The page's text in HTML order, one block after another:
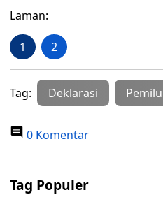
Laman:
1 2
Tag: Deklarasi Pemilu
0 Komentar
Tag Populer